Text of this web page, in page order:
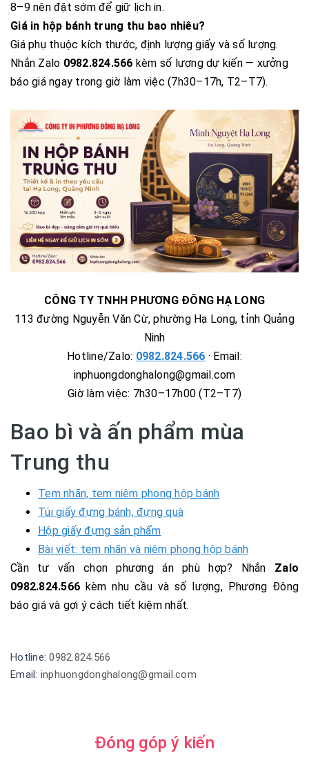
8–9 nên đặt sớm để giữ lịch in.
Giá in hộp bánh trung thu bao nhiêu?
Giá phụ thuộc kích thước, định lượng giấy và số lượng.
Nhắn Zalo 0982.824.566 kèm số lượng dự kiến — xưởng
báo giá ngay trong giờ làm việc (7h30–17h, T2–T7).
CÔNG TY TNHH PHƯƠNG ĐÔNG HẠ LONG
113 đường Nguyễn Văn Cừ, phường Hạ Long, tỉnh Quảng
Ninh
Hotline/Zalo: 0982.824.566 · Email:
inphuongdonghalong@gmail.com
Giờ làm việc: 7h30–17h00 (T2–T7)
Bao bì và ấn phẩm mùa
Trung thu
Tem nhãn, tem niêm phong hộp bánh
Túi giấy đựng bánh, đựng quà
Hộp giấy đựng sản phẩm
Bài viết: tem nhãn và niêm phong hộp bánh
Cần tư vấn chọn phương án phù hợp? Nhắn Zalo
0982.824.566 kèm nhu cầu và số lượng, Phương Đông
báo giá và gợi ý cách tiết kiệm nhất.
Hotline:0982.824.566
Email: inphuongdonghalong@gmail.com
Đóng góp ý kiến